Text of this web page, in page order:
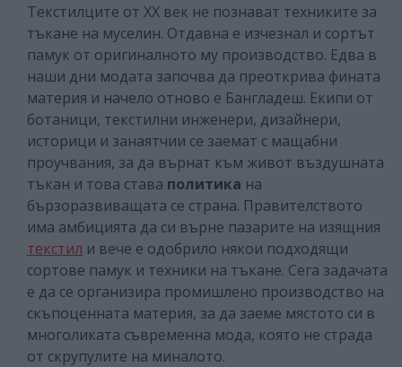
Текстилците от ХХ век не познават техниките за
тъкане на муселин. Отдавна е изчезнал и сортът
памук от оригиналното му производство. Едва в
наши дни модата започва да преоткрива фината
материя и начело отново е Бангладеш. Екипи от
ботаници, текстилни инженери, дизайнери,
историци и занаятчии се заемат с мащабни
проучвания, за да върнат към живот въздушната
тъкан и това става политика на
бързоразвиващата се страна. Правителството
има амбицията да си върне пазарите на изящния
текстил и вече е одобрило някои подходящи
сортове памук и техники на тъкане. Сега задачата
е да се организира промишлено производство на
скъпоценната материя, за да заеме мястото си в
многоликата съвременна мода, която не страда
от скрупулите на миналото.